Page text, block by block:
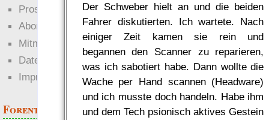
Der Schweber hielt an und die beiden
Fahrer diskutierten. Ich wartete. Nach
einiger Zeit kamen sie rein und
begannen den Scanner zu reparieren,
was ich sabotiert habe. Dann wollte die
Wache per Hand scannen (Headware)
und ich musste doch handeln. Habe ihm
und dem Tech psionisch aktives Gestein
Prosa
Abonnieren
Mitmachen
Datenschutz
Impressum
Forenthemen